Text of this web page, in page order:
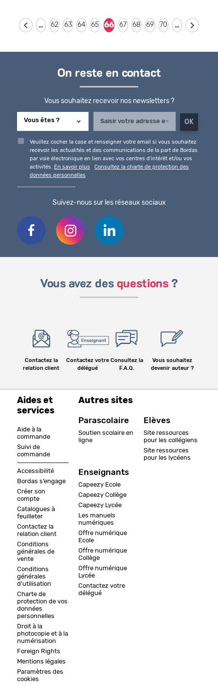
… 62 63 64 65 66 67 68 69 70 …
On reste en contact
Vous souhaitez recevoir nos newsletters ?
Veuillez cocher la case et renseigner votre email si vous souhaitez
recevoir les actualités et des communications de la part de Bordas
par voie électronique en lien avec vos centres d'intérêt et/ou vos
activités.
En savoir plus
Consultez la charte de protection des
données personnelles
Suivez-nous sur les réseaux sociaux
Vous avez des questions ?
Contactez la
relation client
Contactez votre
délégué
Consultez la
F.A.Q.
Vous souhaitez
devenir auteur ?
Aides et
services
Aide à la
commande
Suivi de
commande
Accessibilité
Bordas s’engage
Créer son
compte
Catalogues à
feuilleter
Contactez la
relation client
Conditions
générales de
vente
Conditions
générales
d'utilisation
Charte de
protection de vos
données
personnelles
Droit à la
photocopie et à la
numérisation
Foreign Rights
Mentions légales
Paramètres des
cookies
Autres sites
Parascolaire
Soutien scolaire en
ligne
Enseignants
Capeezy Ecole
Capeezy Collège
Capeezy Lycée
Les manuels
numériques
Offre numérique
Ecole
Offre numérique
Collège
Offre numérique
Lycée
Contactez votre
délégué
Elèves
Site ressources
pour les collégiens
Site ressources
pour les lycéens